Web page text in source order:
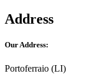
Address
Our Address:
Portoferraio (LI)